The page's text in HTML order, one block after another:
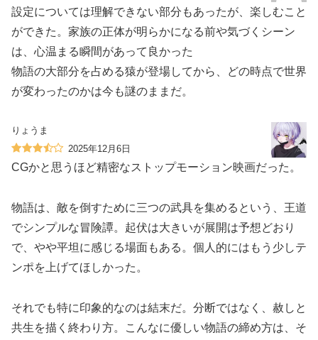
設定については理解できない部分もあったが、楽しむこと
ができた。家族の正体が明らかになる前や気づくシーン
は、心温まる瞬間があって良かった
物語の大部分を占める猿が登場してから、どの時点で世界
が変わったのかは今も謎のままだ。
りょうま
2025年12月6日
CGかと思うほど精密なストップモーション映画だった。
物語は、敵を倒すために三つの武具を集めるという、王道
でシンプルな冒険譚。起伏は大きいが展開は予想どおり
で、やや平坦に感じる場面もある。個人的にはもう少しテ
ンポを上げてほしかった。
それでも特に印象的なのは結末だ。分断ではなく、赦しと
共生を描く終わり方。こんなに優しい物語の締め方は、そ